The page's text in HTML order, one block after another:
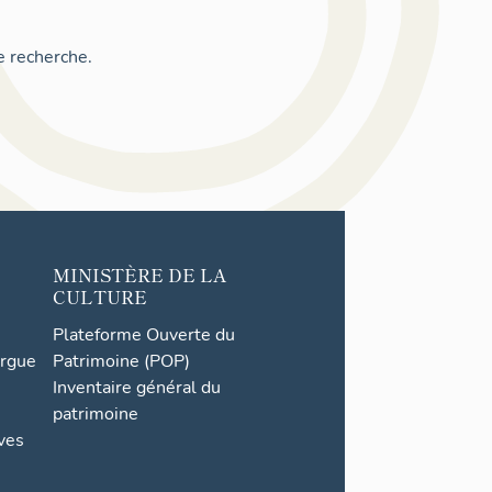
MINISTÈRE DE LA
CULTURE
Plateforme Ouverte du
Patrimoine (POP)
Inventaire général du
patrimoine